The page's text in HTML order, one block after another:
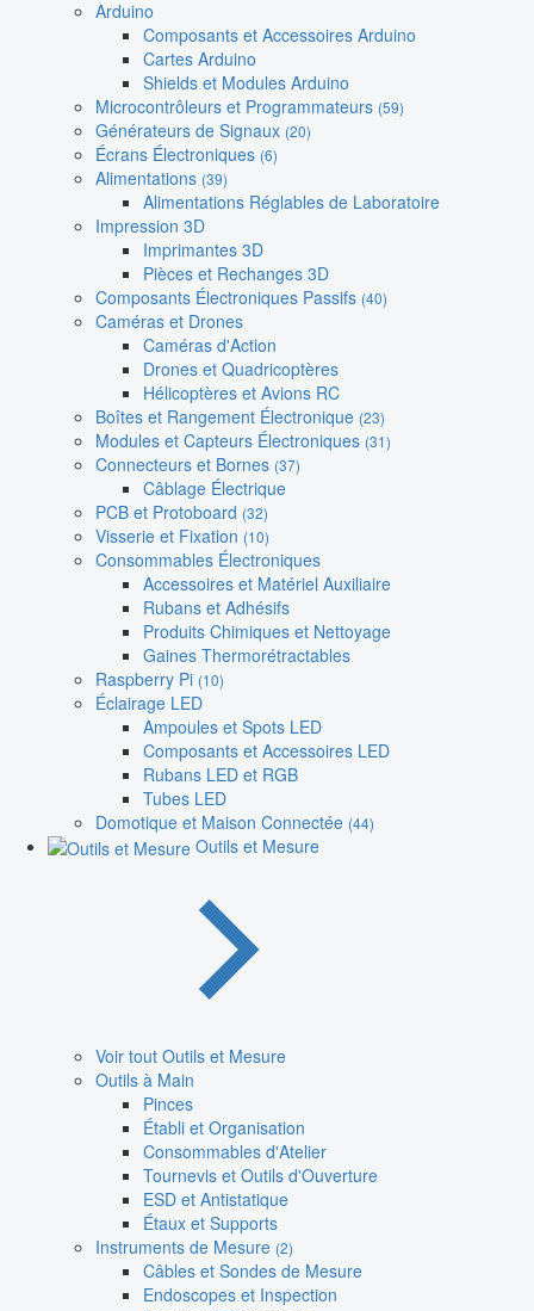
Arduino
Composants et Accessoires Arduino
Cartes Arduino
Shields et Modules Arduino
Microcontrôleurs et Programmateurs (59)
Générateurs de Signaux (20)
Écrans Électroniques (6)
Alimentations (39)
Alimentations Réglables de Laboratoire
Impression 3D
Imprimantes 3D
Pièces et Rechanges 3D
Composants Électroniques Passifs (40)
Caméras et Drones
Caméras d'Action
Drones et Quadricoptères
Hélicoptères et Avions RC
Boîtes et Rangement Électronique (23)
Modules et Capteurs Électroniques (31)
Connecteurs et Bornes (37)
Câblage Électrique
PCB et Protoboard (32)
Visserie et Fixation (10)
Consommables Électroniques
Accessoires et Matériel Auxiliaire
Rubans et Adhésifs
Produits Chimiques et Nettoyage
Gaines Thermorétractables
Raspberry Pi (10)
Éclairage LED
Ampoules et Spots LED
Composants et Accessoires LED
Rubans LED et RGB
Tubes LED
Domotique et Maison Connectée (44)
Outils et Mesure
Voir tout Outils et Mesure
Outils à Main
Pinces
Établi et Organisation
Consommables d'Atelier
Tournevis et Outils d'Ouverture
ESD et Antistatique
Étaux et Supports
Instruments de Mesure (2)
Câbles et Sondes de Mesure
Endoscopes et Inspection